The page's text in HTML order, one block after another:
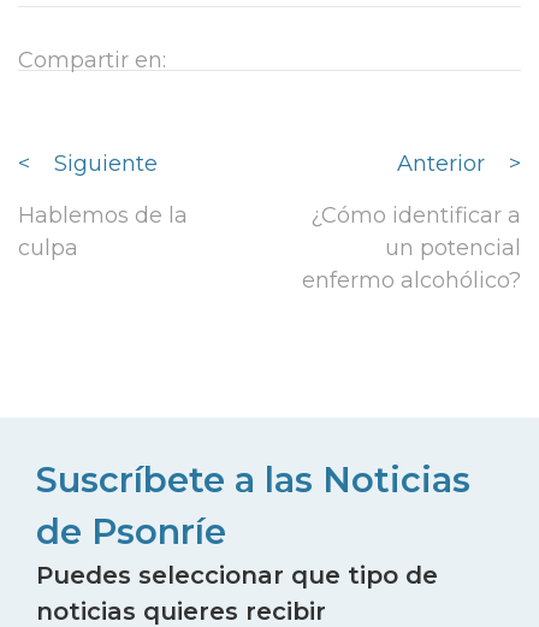
Compartir en:
<
Siguiente
Hablemos de la
culpa
Anterior
>
¿Cómo identificar a
un potencial
enfermo alcohólico?
Suscríbete a las Noticias
de Psonríe
Puedes seleccionar que tipo de
noticias quieres recibir